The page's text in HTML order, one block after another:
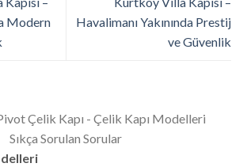
Modern
Havalimanı Yakınında Prestij
ve Güvenlik
Çelik Kapı - Çelik Kapı Modelleri
Sıkça Sorulan Sorular